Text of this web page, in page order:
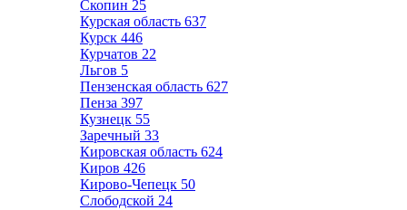
Скопин 25
Курская область 637
Курск 446
Курчатов 22
Льгов 5
Пензенская область 627
Пенза 397
Кузнецк 55
Заречный 33
Кировская область 624
Киров 426
Кирово-Чепецк 50
Слободской 24